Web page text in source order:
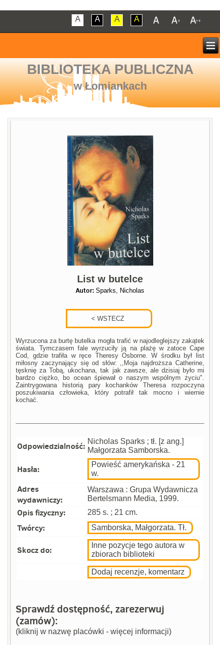
A A A A
BIBLIOTEKA PUBLICZNA
w Łomiankach
List w butelce
Autor: Sparks, Nicholas
Wyrzucona za burtę butelka mogła trafić w najodleglejszy zakątek
świata. Tymczasem fale wyrzuciły ją na plażę w zatoce Cape
Cod, gdzie trafiła w ręce Theresy Osborne. W środku był list
miłosny zaczynający się od słów: ,,Moja najdroższa Catherine,
tęsknię za Tobą, ukochana, tak jak zawsze, ale dzisiaj było mi
bardzo ciężko, bo ocean śpiewał o naszym wspólnym życiu".
Zaintrygowana historią pary kochanków Theresa rozpoczyna
poszukiwania człowieka, który potrafił tak mocno i wiernie
kochać.
Odpowiedzialność: Nicholas Sparks ; tł. [z ang.]
Małgorzata Samborska.
Hasła:
Powieść amerykańska - 21
w.
Adres
wydawniczy:
Warszawa : Grupa Wydawnicza
Bertelsmann Media, 1999.
Opis fizyczny: 285 s. ; 21 cm.
Twórcy: Samborska, Małgorzata. Tł.
Skocz do:
Inne pozycje tego autora w
zbiorach biblioteki
Dodaj recenzje, komentarz
Sprawdź dostępność, zarezerwuj
(zamów):
(kliknij w nazwę placówki - więcej informacji)